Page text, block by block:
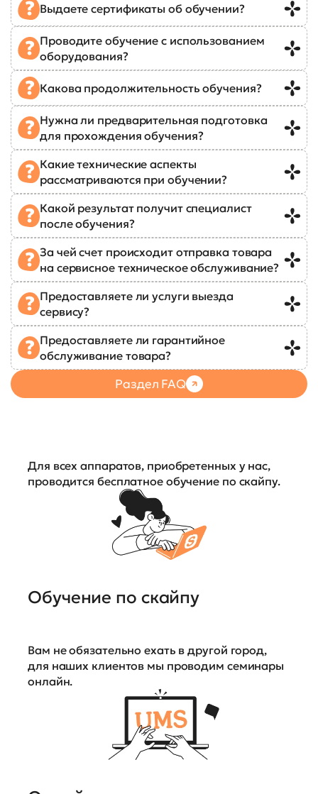
Выдаете сертификаты об обучении?
Проводите обучение с использованием
оборудования?
Какова продолжительность обучения?
Нужна ли предварительная подготовка
для прохождения обучения?
Какие технические аспекты
рассматриваются при обучении?
Какой результат получит специалист
после обучения?
За чей счет происходит отправка товара
на сервисное техническое обслуживание?
Предоставляете ли услуги выезда
сервису?
Предоставляете ли гарантийное
обслуживание товара?
Раздел FAQ
Для всех аппаратов, приобретенных у нас,
проводится бесплатное обучение по скайпу.
Обучение по скайпу
Вам не обязательно ехать в другой город,
для наших клиентов мы проводим семинары
онлайн.